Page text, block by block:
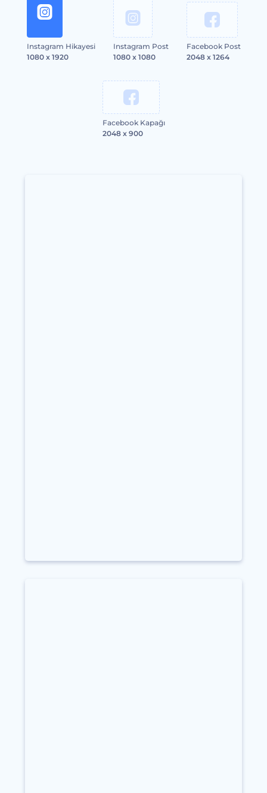
Instagram Hikayesi
1080 x 1920
Instagram Post
1080 x 1080
Facebook Post
2048 x 1264
Facebook Kapağı
2048 x 900